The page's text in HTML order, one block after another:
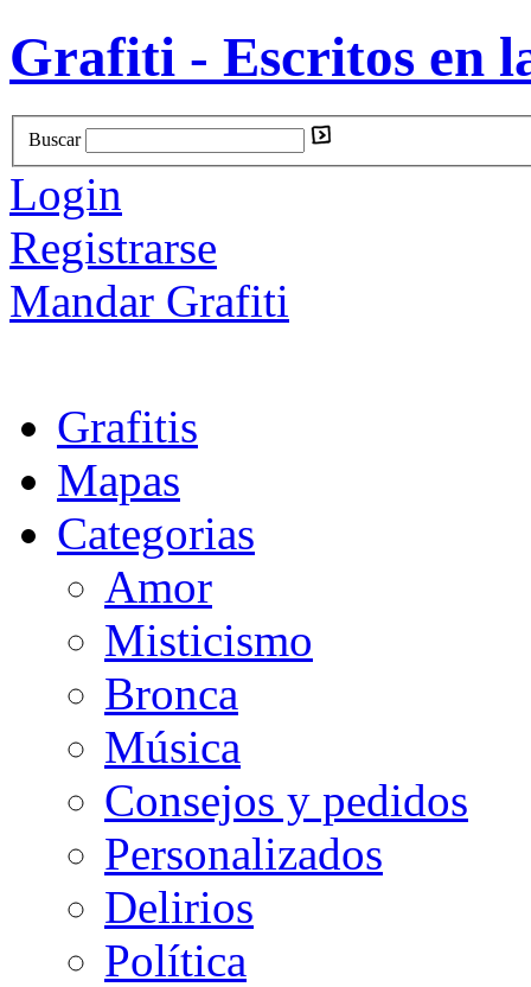
Grafiti - Escritos en
Buscar
Login
Registrarse
Mandar Grafiti
Grafitis
Mapas
Categorias
Amor
Misticismo
Bronca
Música
Consejos y pedidos
Personalizados
Delirios
Política